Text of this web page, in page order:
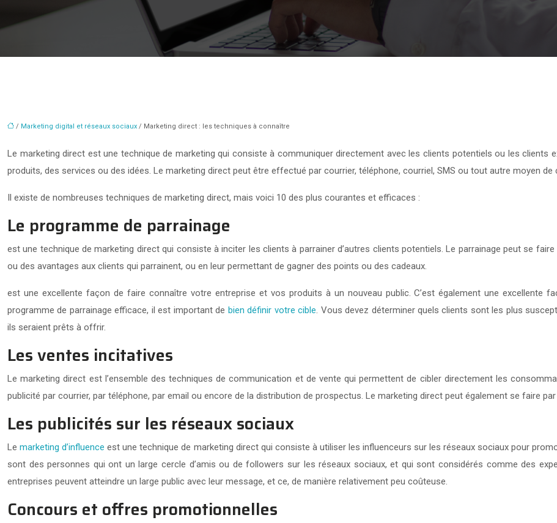
/ Marketing digital et réseaux sociaux / Marketing direct : les techniques à connaître
Le marketing direct est une technique de marketing qui consiste à communiquer directement avec les clients potentiels ou les clients
produits, des services ou des idées. Le marketing direct peut être effectué par courrier, téléphone, courriel, SMS ou tout autre moyen
Il existe de nombreuses techniques de marketing direct, mais voici 10 des plus courantes et efficaces :
Le programme de parrainage
est une technique de marketing direct qui consiste à inciter les clients à parrainer d’autres clients potentiels. Le parrainage peut se
ou des avantages aux clients qui parrainent, ou en leur permettant de gagner des points ou des cadeaux.
est une excellente façon de faire connaître votre entreprise et vos produits à un nouveau public. C’est également une excellente
programme de parrainage efficace, il est important de bien définir votre cible. Vous devez déterminer quels clients sont les plus
ils seraient prêts à offrir.
Les ventes incitatives
Le marketing direct est l’ensemble des techniques de communication et de vente qui permettent de cibler directement les
publicité par courrier, par téléphone, par email ou encore de la distribution de prospectus. Le marketing direct peut également se faire par
Les publicités sur les réseaux sociaux
Lemarketing d’influence est une technique de marketing direct qui consiste à utiliser les influenceurs sur les réseaux sociaux pour
sont des personnes qui ont un large cercle d’amis ou de followers sur les réseaux sociaux, et qui sont considérés comme des
entreprises peuvent atteindre un large public avec leur message, et ce, de manière relativement peu coûteuse.
Concours et offres promotionnelles